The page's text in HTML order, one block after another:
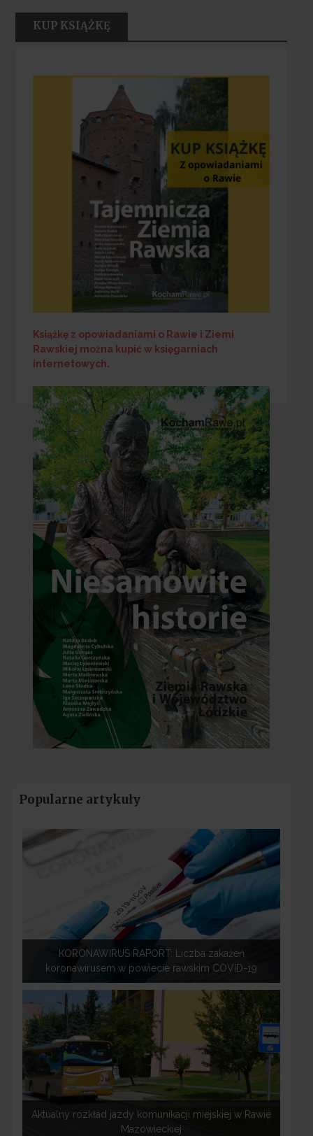
KUP KSIĄŻKĘ
Książkę z opowiadaniami o Rawie i Ziemi
Rawskiej można kupić w księgarniach
internetowych.
Popularne artykuły
KORONAWIRUS RAPORT: Liczba zakażeń
koronawirusem w powiecie rawskim COVID-19
Aktualny rozkład jazdy komunikacji miejskiej w Rawie
Mazowieckiej